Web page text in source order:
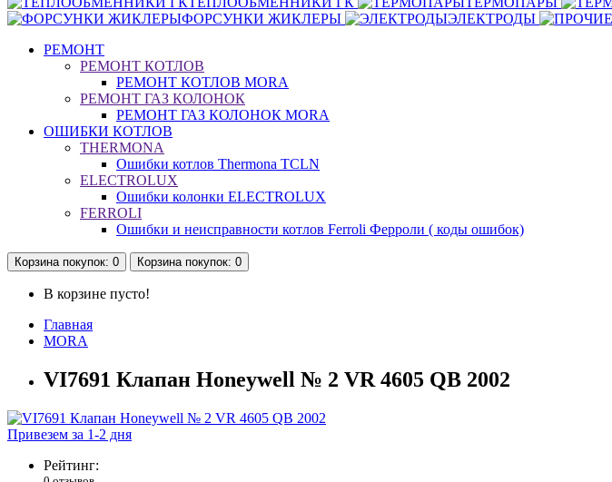
ФОРСУНКИ ЖИКЛЕРЫ
ЭЛЕКТРОДЫ
РЕМОНТ
РЕМОНТ КОТЛОВ
РЕМОНТ КОТЛОВ MORA
РЕМОНТ ГАЗ КОЛОНОК
РЕМОНТ ГАЗ КОЛОНОК MORA
ОШИБКИ КОТЛОВ
THERMONA
Ошибки котлов Thermona TCLN
ELECTROLUX
Ошибки колонки ELECTROLUX
FERROLI
Ошибки и неисправности котлов Ferroli Ферроли ( коды ошибок)
Корзинапокупок: 0 Корзинапокупок: 0
В корзине пусто!
Главная
MORA
VI7691 Клапан Honeywell № 2 VR 4605 QB 2002
Привезем за 1-2 дня
Рейтинг: